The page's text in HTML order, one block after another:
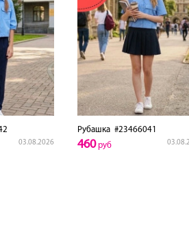
03.08.2026
Рубашка#23466041
460руб